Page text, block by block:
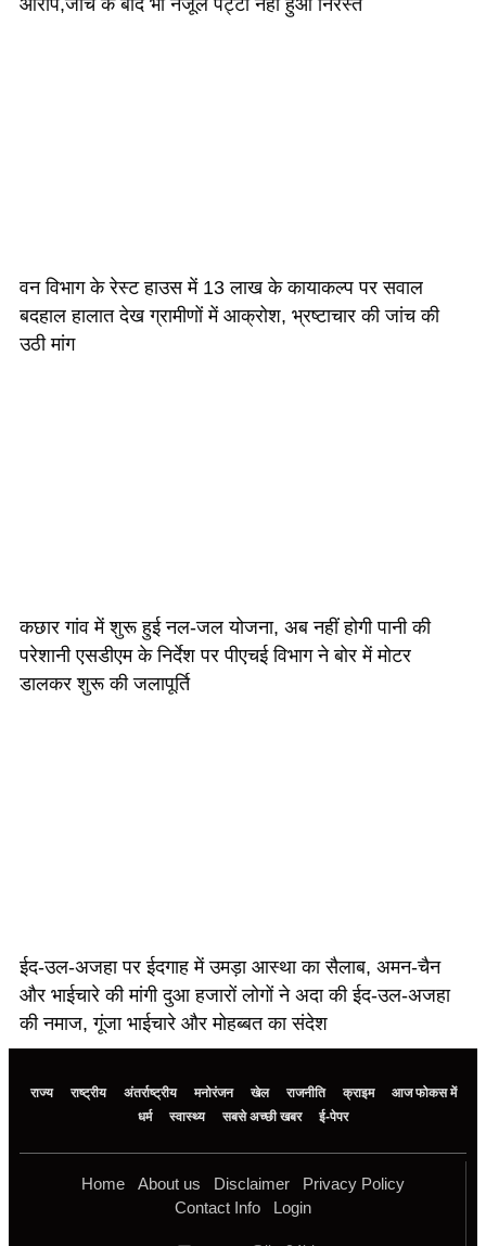
वन विभाग के रेस्ट हाउस में 13 लाख के कायाकल्प पर सवाल
बदहाल हालात देख ग्रामीणों में आक्रोश, भ्रष्टाचार की जांच की
उठी मांग
कछार गांव में शुरू हुई नल-जल योजना, अब नहीं होगी पानी की
परेशानी एसडीएम के निर्देश पर पीएचई विभाग ने बोर में मोटर
डालकर शुरू की जलापूर्ति
ईद-उल-अजहा पर ईदगाह में उमड़ा आस्था का सैलाब, अमन-चैन
और भाईचारे की मांगी दुआ हजारों लोगों ने अदा की ईद-उल-अजहा
की नमाज, गूंजा भाईचारे और मोहब्बत का संदेश
राज्य राष्ट्रीय अंतर्राष्ट्रीय मनोरंजन खेल राजनीति क्राइम
आज फोकस में
धर्म
स्वास्थ्य सबसे अच्छी खबर ई-पेपर
Home About us Disclaimer
Privacy Policy
Contact Info
Login